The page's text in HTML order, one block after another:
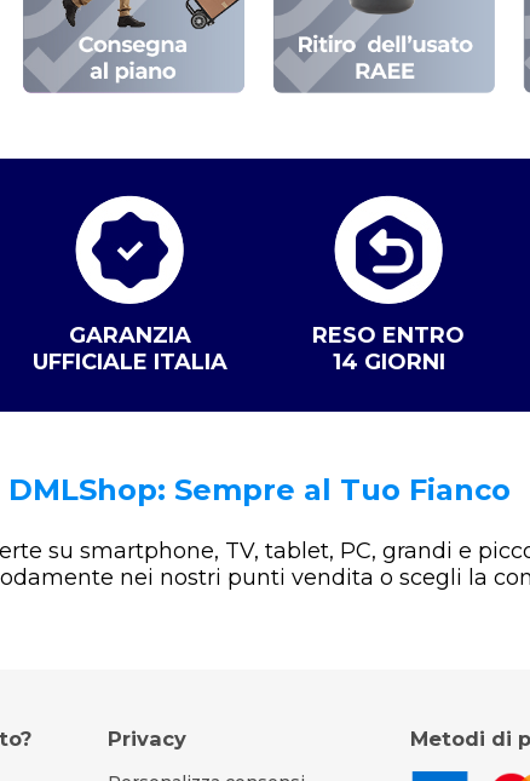
GARANZIA
UFFICIALE ITALIA
RESO ENTRO
14 GIORNI
DMLShop: Sempre al Tuo Fianco
su smartphone, TV, tablet, PC, grandi e
nei nostri punti vendita o scegli la
Privacy Metodi di